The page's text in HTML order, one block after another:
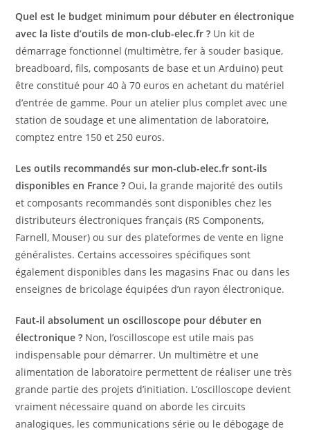
Quel est le budget minimum pour débuter en électronique
avec la liste d’outils de mon-club-elec.fr ? Un kit de
démarrage fonctionnel (multimètre, fer à souder basique,
breadboard, fils, composants de base et un Arduino) peut
être constitué pour 40 à 70 euros en achetant du matériel
d’entrée de gamme. Pour un atelier plus complet avec une
station de soudage et une alimentation de laboratoire,
comptez entre 150 et 250 euros.
Les outils recommandés sur mon-club-elec.fr sont-ils
disponibles en France ? Oui, la grande majorité des outils
et composants recommandés sont disponibles chez les
distributeurs électroniques français (RS Components,
Farnell, Mouser) ou sur des plateformes de vente en ligne
généralistes. Certains accessoires spécifiques sont
également disponibles dans les magasins Fnac ou dans les
enseignes de bricolage équipées d’un rayon électronique.
Faut-il absolument un oscilloscope pour débuter en
électronique ? Non, l’oscilloscope est utile mais pas
indispensable pour démarrer. Un multimètre et une
alimentation de laboratoire permettent de réaliser une très
grande partie des projets d’initiation. L’oscilloscope devient
vraiment nécessaire quand on aborde les circuits
analogiques, les communications série ou le débogage de